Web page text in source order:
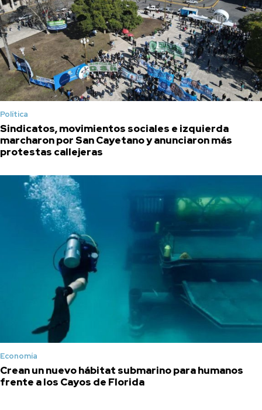
Política
Sindicatos, movimientos sociales e izquierda
marcharon por San Cayetano y anunciaron más
protestas callejeras
Economía
Crean un nuevo hábitat submarino para humanos
frente a los Cayos de Florida